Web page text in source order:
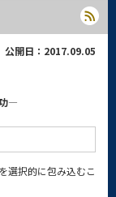
公開日：2017.09.05
―
選択的に包み込むこ